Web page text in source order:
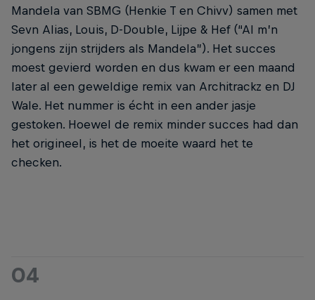
Mandela van SBMG (Henkie T en Chivv) samen met
Sevn Alias, Louis, D-Double, Lijpe & Hef (“Al m’n
jongens zijn strijders als Mandela”). Het succes
moest gevierd worden en dus kwam er een maand
later al een geweldige remix van Architrackz en DJ
Wale. Het nummer is écht in een ander jasje
gestoken. Hoewel de remix minder succes had dan
het origineel, is het de moeite waard het te
checken.
04